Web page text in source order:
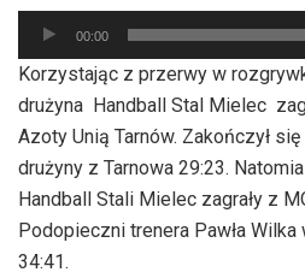
Odtwarzacz
plików
dźwiękowych
00:00
Korzystając z przerwy w
drużyna Handball Stal Mielec
Azoty Unią Tarnów. Zakończył
drużyny z Tarnowa 29:23.
Handball Stali Mielec zagrały z
Podopieczni trenera Pawła
34:41.